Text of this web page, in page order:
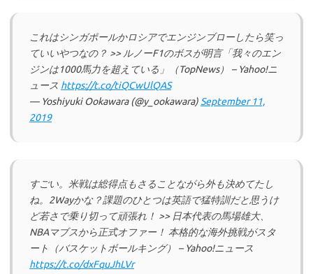
これはシンガポールかロシアでエンジンブローしたら笑っ
ていいやつなの？ >> ルノーF1のボスが明言「我々のエン
ジンは1000馬力を超えている」（TopNews） – Yahoo!ニ
ュース https://t.co/tiQCwUlQAS
— Yoshiyuki Ookawara (@y_ookawara) September 11,
2019
すごい。米戦は総得点もさることながら外も決めてたし
ね。2Wayかな？課題のひとつは英語で猛特訓だと思うけ
ど若さで乗り切って頑張れ！ >> 日本代表の馬場雄大、
NBAマブスから正式オファー！ 本格的な海外挑戦がスタ
ート（バスケットボールキング） – Yahoo!ニュース
https://t.co/dxFquJhLVr